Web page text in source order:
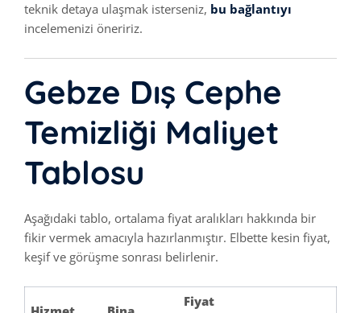
teknik detaya ulaşmak isterseniz, bu bağlantıyı
incelemenizi öneririz.
Gebze Dış Cephe
Temizliği Maliyet
Tablosu
Aşağıdaki tablo, ortalama fiyat aralıkları hakkında bir
fikir vermek amacıyla hazırlanmıştır. Elbette kesin fiyat,
keşif ve görüşme sonrası belirlenir.
Fiyat